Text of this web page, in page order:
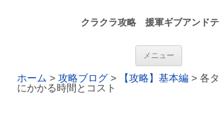
クラクラ攻略 援軍ギブアンドテ
メニュー
ホーム > 攻略ブログ > 【攻略】基本編 > 各
にかかる時間とコスト